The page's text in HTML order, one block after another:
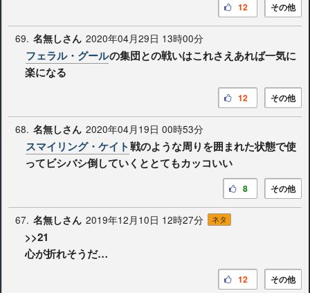
その他
12
69. 名無しさん 2020年04月29日 13時00分
フェラル・グールの集団との戦いはこれさえあれば一気に
楽になる
その他
12
68. 名無しさん 2020年04月19日 00時53分
スマイリング・ケイト戦のような周りを囲まれた状態で使
ってビシバシ倒していくととてもカッコいい
その他
8
67. 名無しさん 2019年12月10日 12時27分 ネタ
>>21
心が折れそうだ…
その他
12